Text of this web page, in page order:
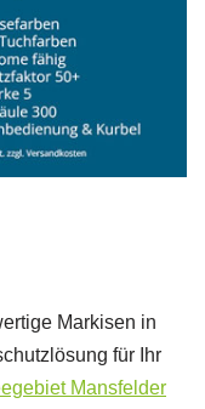
Markisen in
für Ihr
Mansfelder